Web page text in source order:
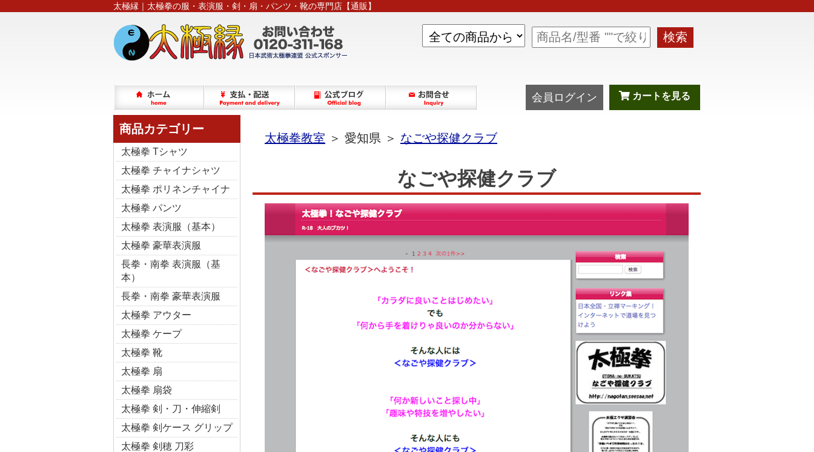
太極縁｜太極拳の服・表演服・剣・扇・パンツ・靴の専門店【通販】
検索
会員ログイン カートを見る
商品カテゴリー
太極拳 Tシャツ
太極拳 チャイナシャツ
太極拳 ポリネンチャイナ
太極拳 パンツ
太極拳 表演服（基本）
太極拳 豪華表演服
長拳・南拳 表演服（基
本）
長拳・南拳 豪華表演服
太極拳 アウター
太極拳 ケープ
太極拳 靴
太極拳 扇
太極拳 扇袋
太極拳 剣・刀・伸縮剣
太極拳 剣ケース グリップ
太極拳 剣穂 刀彩
太極拳教室 ＞ 愛知県 ＞ なごや探健クラブ
なごや探健クラブ